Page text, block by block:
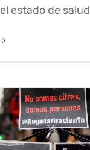
el estado de salud